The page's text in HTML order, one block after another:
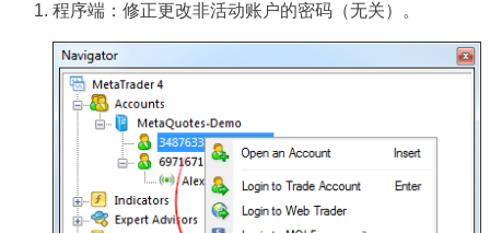
程序端：修正更改非活动账户的密码（无关）。